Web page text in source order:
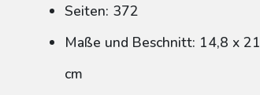
Seiten: 372
Maße und Beschnitt: 14,8 x 21
cm